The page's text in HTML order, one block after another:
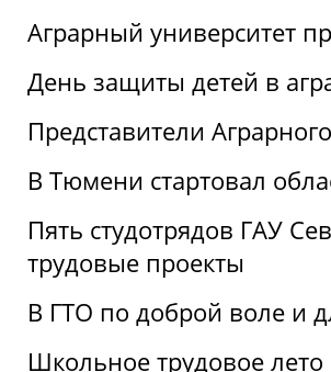
Аграрный университет
День защиты детей в
Представители
В Тюмени стартовал
Пять студотрядов ГАУ
трудовые проекты
В ГТО по доброй воле и
Школьное трудовое